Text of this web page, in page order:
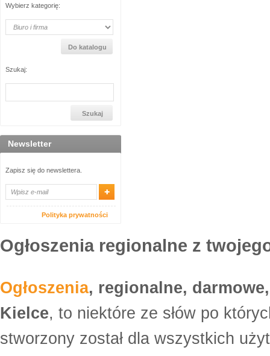
Wybierz kategorię:
Szukaj:
Newsletter
Zapisz się do newslettera.
Polityka prywatności
Ogłoszenia regionalne z
Ogłoszenia, regionalne,
Kielce, to niektóre ze słów po
stworzony został dla wszystkich